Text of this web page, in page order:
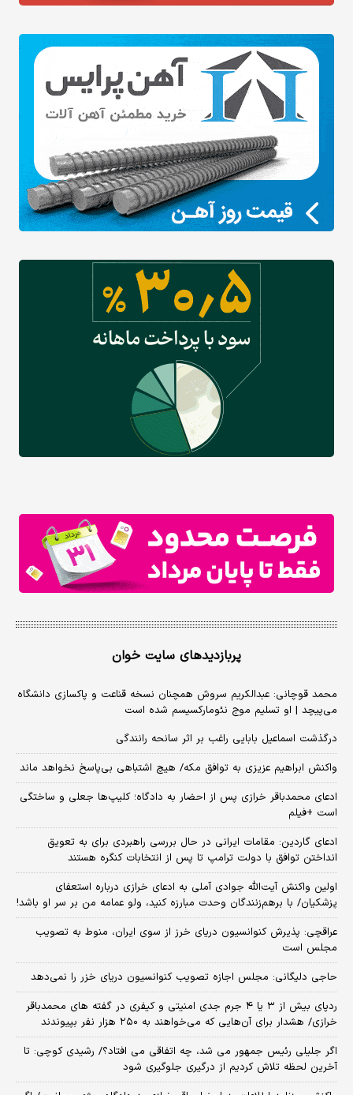
پربازدیدهای سایت خوان
محمد قوچانی: عبدالکریم سروش همچنان نسخه قناعت و پاکسازی دانشگاه
می‌پیچد | او تسلیم موج نئومارکسیسم شده است
درگذشت اسماعیل بابایی راغب بر اثر سانحه رانندگی
واکنش ابراهیم عزیزی به توافق مکه/ هیچ اشتباهی بی‌پاسخ نخواهد ماند
ادعای محمدباقر خرازی پس از احضار به دادگاه؛ کلیپ‌ها جعلی و ساختگی
است +فیلم
ادعای گاردین: مقامات ایرانی در حال بررسی راهبردی برای به تعویق
انداختن توافق با دولت ترامپ تا پس از انتخابات کنگره هستند
اولین واکنش آیت‌الله جوادی آملی به ادعای خرازی درباره استعفای
پزشکیان/ با برهم‌زنندگان وحدت مبارزه کنید، ولو عمامه من بر سر او باشد!
عراقچی: پذیرش کنوانسیون دریای خرز از سوی ایران، منوط به تصویب
مجلس است
حاجی دلیگانی: مجلس اجازه تصویب کنوانسیون دریای خزر را نمی‌دهد
ردپای بیش از ۳ یا ۴ جرم جدی امنیتی و کیفری در گفته های محمدباقر
خرازی/ هشدار برای آن‌هایی که می‌خواهند به ۲۵۰ هزار نفر بپیوندند
اگر جلیلی رئیس جمهور می شد، چه اتفاقی می افتاد؟/ رشیدی کوچی: تا
آخرین لحظه تلاش کردیم از درگیری جلوگیری شود